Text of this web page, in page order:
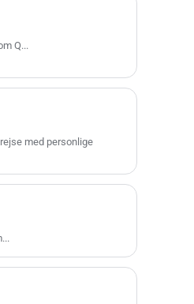
Q...
med personlige